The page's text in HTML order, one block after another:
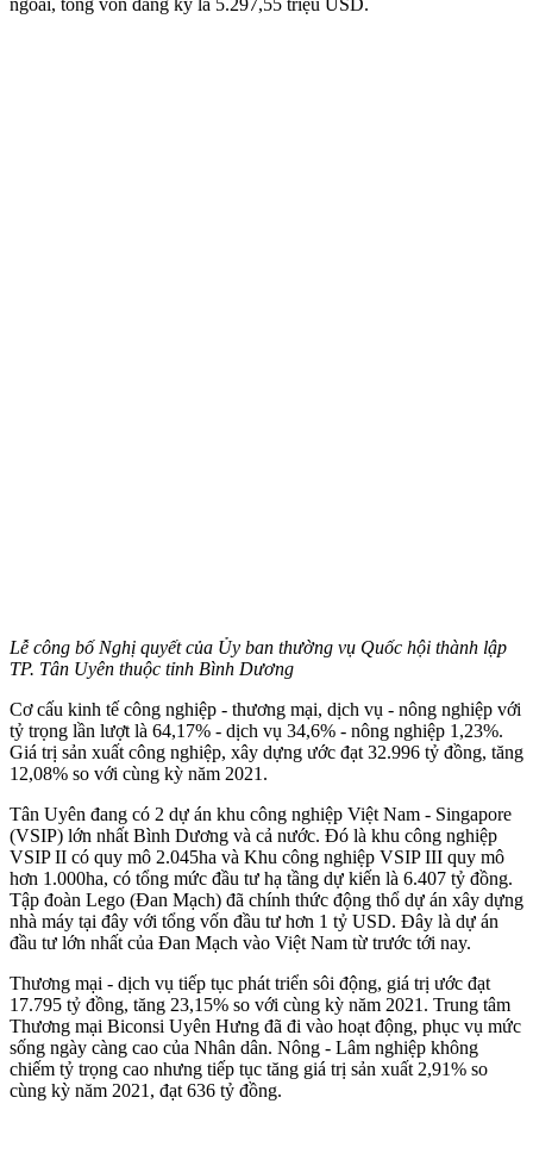
Lễ công bố Nghị quyết của Ủy ban thường vụ Quốc hội thành lập
TP. Tân Uyên thuộc tỉnh Bình Dương
Cơ cấu kinh tế công nghiệp - thương mại, dịch vụ - nông nghiệp với
tỷ trọng lần lượt là 64,17% - dịch vụ 34,6% - nông nghiệp 1,23%.
Giá trị sản xuất công nghiệp, xây dựng ước đạt 32.996 tỷ đồng, tăng
12,08% so với cùng kỳ năm 2021.
Tân Uyên đang có 2 dự án khu công nghiệp Việt Nam - Singapore
(VSIP) lớn nhất Bình Dương và cả nước. Đó là khu công nghiệp
VSIP II có quy mô 2.045ha và Khu công nghiệp VSIP III quy mô
hơn 1.000ha, có tổng mức đầu tư hạ tầng dự kiến là 6.407 tỷ đồng.
Tập đoàn Lego (Đan Mạch) đã chính thức động thổ dự án xây dựng
nhà máy tại đây với tổng vốn đầu tư hơn 1 tỷ USD. Đây là dự án
đầu tư lớn nhất của Đan Mạch vào Việt Nam từ trước tới nay.
Thương mại - dịch vụ tiếp tục phát triển sôi động, giá trị ước đạt
17.795 tỷ đồng, tăng 23,15% so với cùng kỳ năm 2021. Trung tâm
Thương mại Biconsi Uyên Hưng đã đi vào hoạt động, phục vụ mức
sống ngày càng cao của Nhân dân. Nông - Lâm nghiệp không
chiếm tỷ trọng cao nhưng tiếp tục tăng giá trị sản xuất 2,91% so
cùng kỳ năm 2021, đạt 636 tỷ đồng.